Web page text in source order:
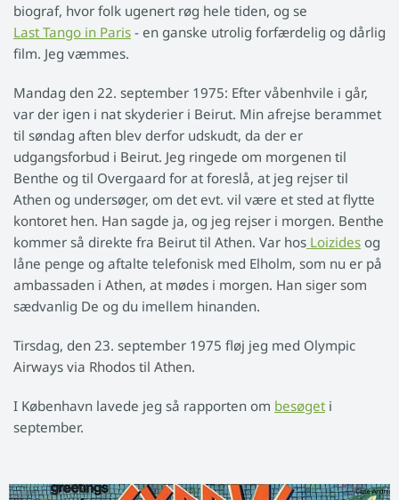
biograf, hvor folk ugenert røg hele tiden, og se
Last Tango in Paris - en ganske utrolig forfærdelig og dårlig
film. Jeg væmmes.
Mandag den 22. september 1975: Efter våbenhvile i går,
var der igen i nat skyderier i Beirut. Min afrejse berammet
til søndag aften blev derfor udskudt, da der er
udgangsforbud i Beirut. Jeg ringede om morgenen til
Benthe og til Overgaard for at foreslå, at jeg rejser til
Athen og undersøger, om det evt. vil være et sted at flytte
kontoret hen. Han sagde ja, og jeg rejser i morgen. Benthe
kommer så direkte fra Beirut til Athen. Var hos Loizides og
låne penge og aftalte telefonisk med Elholm, som nu er på
ambassaden i Athen, at mødes i morgen. Han siger som
sædvanlig De og du imellem hinanden.
Tirsdag, den 23. september 1975 fløj jeg med Olympic
Airways via Rhodos til Athen.
I København lavede jeg så rapporten om besøgeti
september.